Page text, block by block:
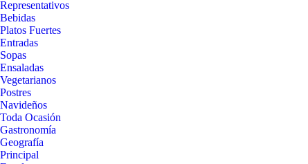
Representativos
Bebidas
Platos Fuertes
Entradas
Sopas
Ensaladas
Vegetarianos
Postres
Navideños
Toda Ocasión
Gastronomía
Geografía
Principal